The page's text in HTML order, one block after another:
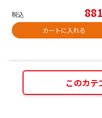
税込
カートに入れる
このカテ